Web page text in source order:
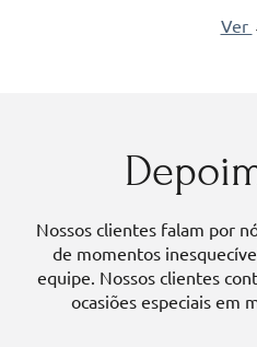
Ver
Nossos clientes falam por
de momentos
equipe. Nossos clientes
ocasiões especiais em